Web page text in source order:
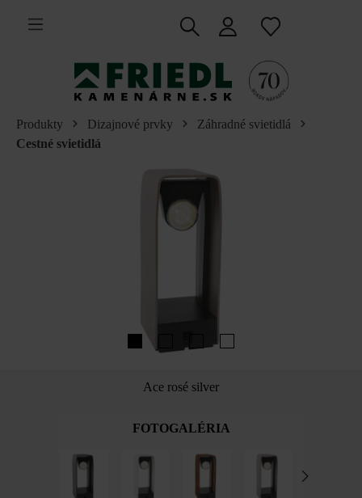
hlavný obsah
Produkty Dizajnové prvky
Záhradné svietidlá
Cestné svietidlá
Ace rosé silver
FOTOGALÉRIA